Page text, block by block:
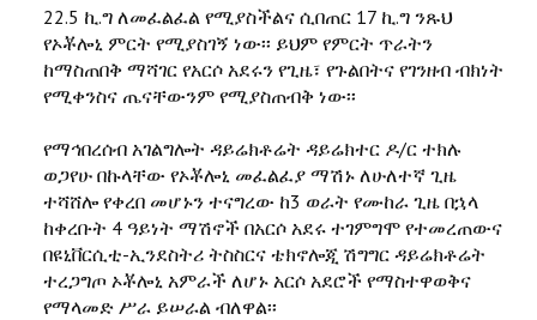
22.5 ኪ.ግ ለመፈልፈል የሚያስችልና ሲበጠር 17 ኪ.ግ ንጹህ
የኦቾሎኒ ምርት የሚያስገኝ ነው፡፡ ይህም የምርት ጥራትን
ከማስጠበቅ ማሻገር የአርሶ አደሩን የጊዜ፣ የጉልበትና የገንዘብ ብክነት
የሚቀንስና ጤናቸውንም የሚያስጠብቅ ነው፡፡
የማኅበረሰብ አገልግሎት ዳይሬክቶሬት ዳይሬክተር ዶ/ር ተክሉ
ወጋየሁ በኩላቸው የኦቾሎኒ መፈልፈያ ማሽኑ ለሁለተኛ ጊዜ
ተሻሸሎ የቀረበ መሆኑን ተናግረው ከ3 ወራት የሙከራ ጊዜ በኋላ
ከቀረቡት 4 ዓይነት ማሽኖች በአርሶ አደሩ ተገምግሞ የተመረጠውና
በዩኒቨርሲቲ-ኢንደስትሪ ትስስርና ቴክኖሎጂ ሽግግር ዳይሬክቶሬት
ተረጋግጦ ኦቾሎኒ አምራች ለሆኑ አርሶ አደሮች የማስተዋወቅና
የማላመድ ሥራ ይሠራል ብለዋል፡፡